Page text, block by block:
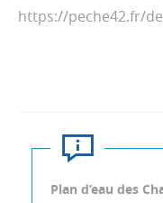
Plan d’eau des
https://peche42.fr/